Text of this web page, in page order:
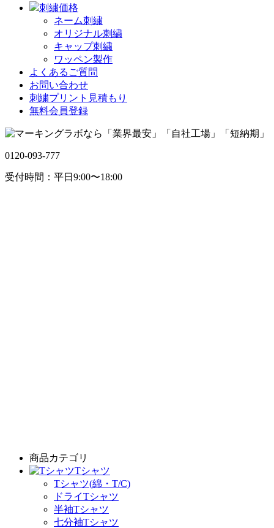
刺繍価格
ネーム刺繍
オリジナル刺繍
キャップ刺繍
ワッペン製作
よくあるご質問
お問い合わせ
刺繍プリント見積もり
無料会員登録
0120-093-777
受付時間：平日9:00〜18:00
商品カテゴリ
Tシャツ
Tシャツ(綿・T/C)
ドライTシャツ
半袖Tシャツ
七分袖Tシャツ